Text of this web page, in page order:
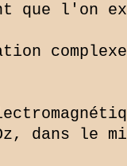
que l'on
dans le